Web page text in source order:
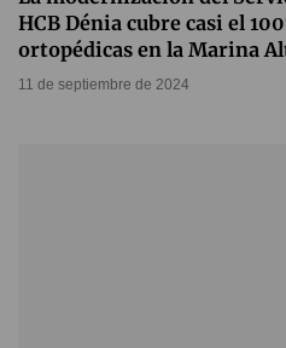
HCB Dénia cubre casi el
ortopédicas en la Marina
11 de septiembre de 2024